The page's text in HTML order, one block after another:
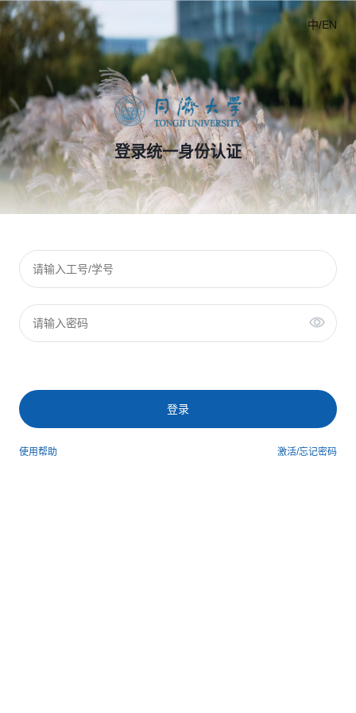
登录统一身份认证
中/EN
登录
使用帮助 激活/忘记密码